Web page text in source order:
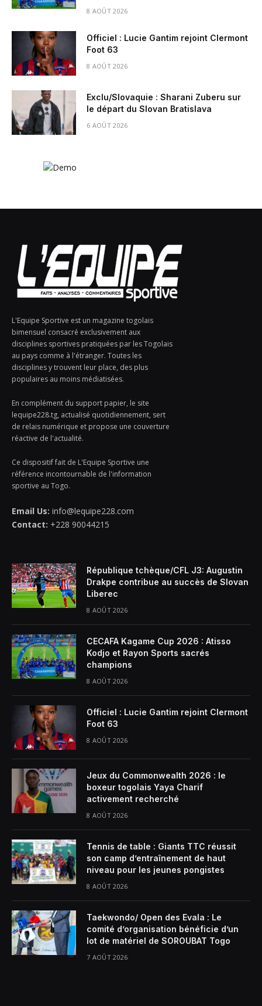
8 AOÛT 2026
Officiel : Lucie Gantim rejoint Clermont
Foot 63
8 AOÛT 2026
Exclu/Slovaquie : Sharani Zuberu sur
le départ du Slovan Bratislava
6 AOÛT 2026
L'Equipe Sportive est un magazine togolais
bimensuel consacré exclusivement aux
disciplines sportives pratiquées par les Togolais
au pays comme à l'étranger. Toutes les
disciplines y trouvent leur place, des plus
populaires au moins médiatisées.
En complément du support papier, le site
lequipe228.tg, actualisé quotidiennement, sert
de relais numérique et propose une couverture
réactive de l'actualité.
Ce dispositif fait de L'Equipe Sportive une
référence incontournable de l'information
sportive au Togo.
Email Us: info@lequipe228.com
Contact: +228 90044215
République tchèque/CFL J3: Augustin
Drakpe contribue au succès de Slovan
Liberec
8 AOÛT 2026
CECAFA Kagame Cup 2026 : Atisso
Kodjo et Rayon Sports sacrés
champions
8 AOÛT 2026
Officiel : Lucie Gantim rejoint Clermont
Foot 63
8 AOÛT 2026
Jeux du Commonwealth 2026 : le
boxeur togolais Yaya Charif
activement recherché
8 AOÛT 2026
Tennis de table : Giants TTC réussit
son camp d’entraînement de haut
niveau pour les jeunes pongistes
8 AOÛT 2026
Taekwondo/ Open des Evala : Le
comité d’organisation bénéficie d’un
lot de matériel de SOROUBAT Togo
7 AOÛT 2026